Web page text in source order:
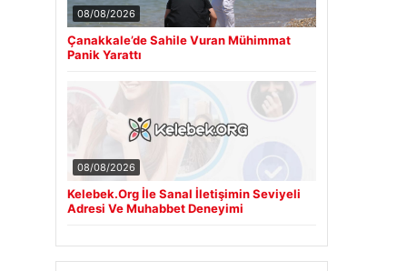
08/08/2026
Çanakkale’de Sahile Vuran Mühimmat
Panik Yarattı
08/08/2026
Kelebek.Org İle Sanal İletişimin Seviyeli
Adresi Ve Muhabbet Deneyimi